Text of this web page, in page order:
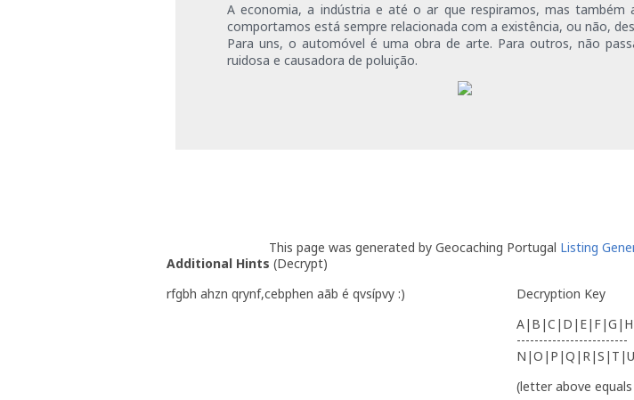
A economia, a indústria e até o ar que respiramos, mas também
comportamos está sempre relacionada com a existência, ou não,
Para uns, o automóvel é uma obra de arte. Para outros, não
ruidosa e causadora de poluição.
This page was generated by Geocaching Portugal Listing
Additional Hints (Decrypt)
rfgbh ahzn qrynf,cebphen aãb é qvsípvy :)
Decryption Key
-------------------------
(letter above